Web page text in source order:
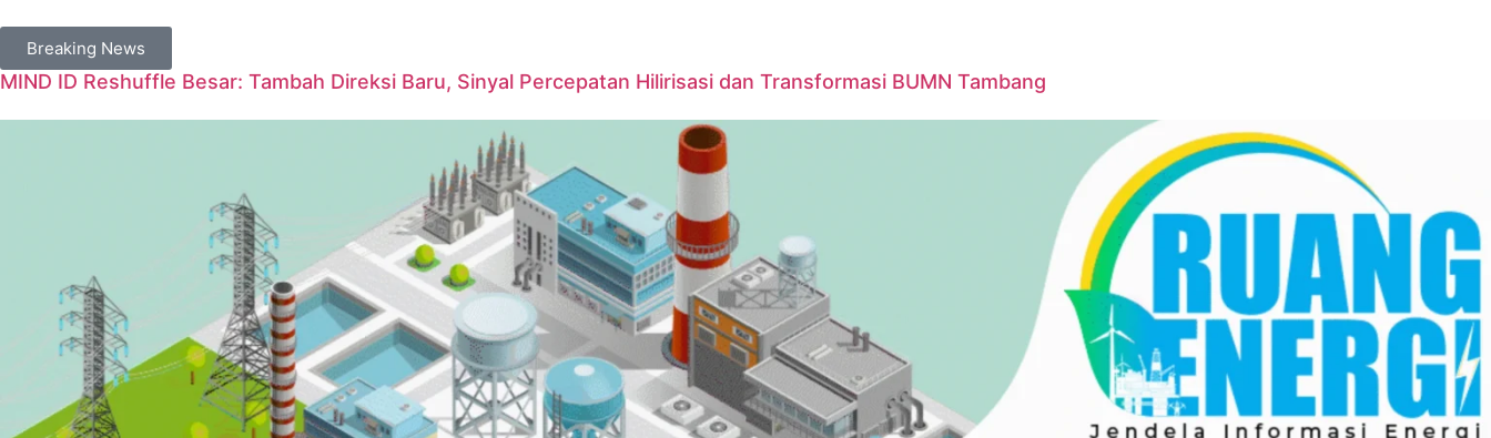
Breaking News
MIND ID Reshuffle Besar: Tambah Direksi Baru, Sinyal Percepatan Hilirisasi dan Transformasi BUMN Tambang